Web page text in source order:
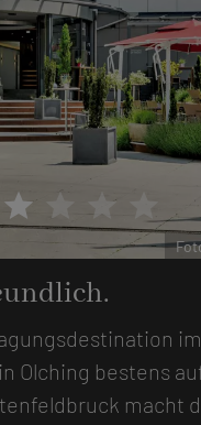
star star star star
Olching bestens
macht